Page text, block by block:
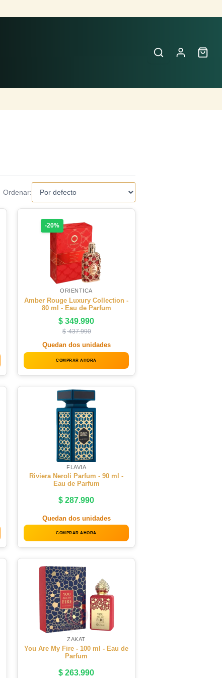
Ordenar:
-20%
ORIENTICA
Amber Rouge Luxury Collection -
80 ml - Eau de Parfum
$ 349.990
$437.990
Quedan dos unidades
COMPRAR AHORA
FLAVIA
Riviera Neroli Parfum - 90 ml -
Eau de Parfum
$ 287.990
Quedan dos unidades
COMPRAR AHORA
ZAKAT
You Are My Fire - 100 ml - Eau de
Parfum
$ 263.990